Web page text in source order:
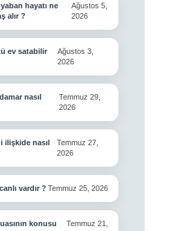
yaban hayatı ne
alır ?
Ağustos 5,
2026
ev satabilir
Ağustos 3,
2026
nasıl
Temmuz 29,
2026
ilişkide nasıl
Temmuz 27,
2026
vardır ? Temmuz 25, 2026
konusu
Temmuz 21,